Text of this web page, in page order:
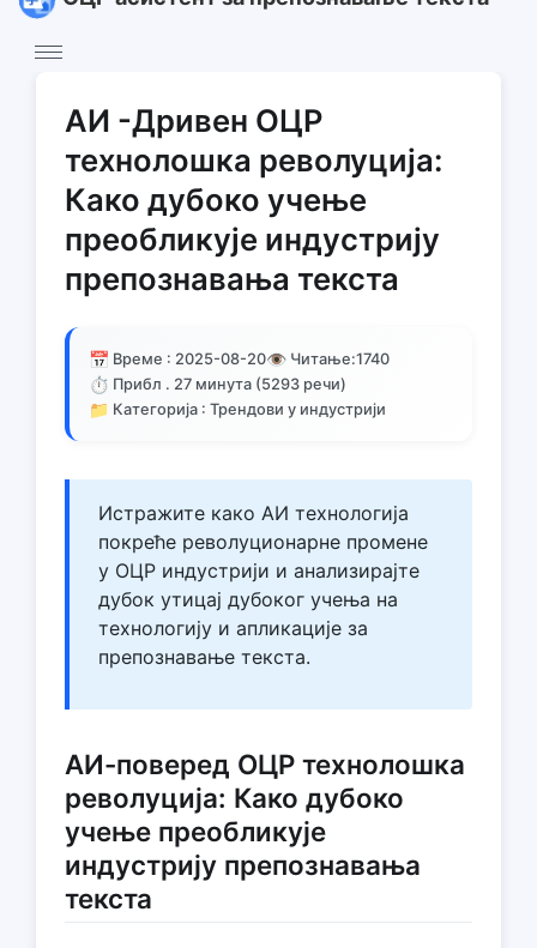
АИ -Дривен ОЦР
технолошка револуција:
Како дубоко учење
преобликује индустрију
препознавања текста
📅 Време : 2025-08-20👁️ Читање:1740
⏱️ Прибл . 27 минута (5293 речи)
📁 Категорија : Трендови у индустрији
Истражите како АИ технологија
покреће револуционарне промене
у ОЦР индустрији и анализирајте
дубок утицај дубоког учења на
технологију и апликације за
препознавање текста.
АИ-поверед ОЦР технолошка
револуција: Како дубоко
учење преобликује
индустрију препознавања
текста